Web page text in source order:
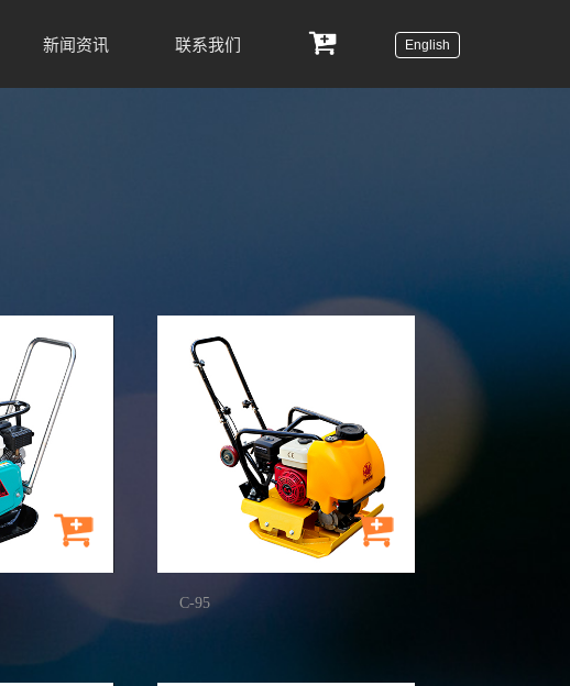
新闻资讯 联系我们 English
C-95